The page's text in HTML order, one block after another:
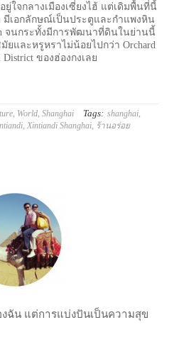
ยู่ใจกลางเมืองเซี่ยงไฮ้ แต่เดิมพื้นที่นี้
เอกลักษณ์เป็นประตูและกำแพงหิน
จนกระทั้งมีการพัฒนาที่ดินในย่านนี้
และหรูหราไม่น้อยไปกว่า Orchard
ของฮ่องกงเลย
World ,Shanghai Tags: shanghai,
Xintiandi Shanghai ร้านอร่อย
ฉัน แต่การแบ่งปันเป็นความสุข